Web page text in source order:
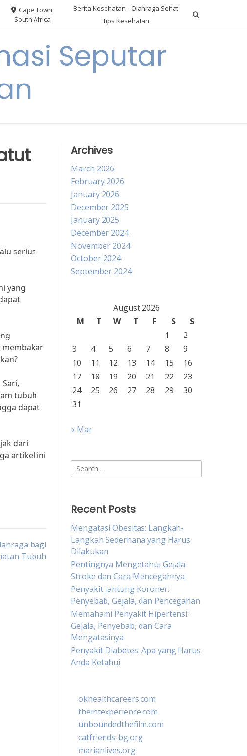
Cape Town,
South Africa
Berita Kesehatan
Olahraga Sehat
Tips Kesehatan
Seputar
serius
yang
membakar
tubuh
dapat
dari
artikel ini
bagi
Tubuh
Archives
March 2026
February 2026
January 2026
December 2025
January 2025
December 2024
November 2024
October 2024
September 2024
August 2026
M
T W T F S
S
1
2
3
4 5 6 7 8
9
10
11 12 13 14 15
16
17
18 19 20 21 22
23
24
25 26 27 28 29
30
31
« Mar
Search
for:
Recent Posts
Mengatasi Obesitas: Langkah-
Langkah Sederhana yang Harus
Dilakukan
Pentingnya Mengetahui Gejala
Stroke dan Cara Mencegahnya
Penyakit Jantung Koroner:
Penyebab, Gejala, dan Pencegahan
Memahami Penyakit Hipertensi:
Gejala, Penyebab, dan Cara
Mengatasinya
Penyakit Diabetes: Apa yang Harus
Anda Ketahui
okhealthcareers.com
theintexperience.com
unboundedthefilm.com
catfriends-bg.org
marianlives.org